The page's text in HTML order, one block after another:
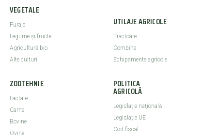
VEGETALE
Furaje
Legume şi fructe
Agricultură bio
Alte culturi
UTILAJE AGRICOLE
Tractoare
Combine
Echipamente agricole
ZOOTEHNIE
Lactate
Carne
Bovine
Ovine
POLITICA
AGRICOLĂ
Legislaţie naţională
Legislaţie UE
Cod fiscal